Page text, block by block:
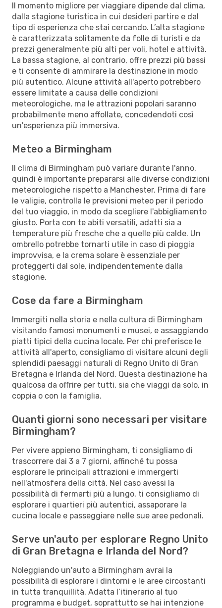
Il momento migliore per viaggiare dipende dal clima,
dalla stagione turistica in cui desideri partire e dal
tipo di esperienza che stai cercando. L’alta stagione
è caratterizzata solitamente da folle di turisti e da
prezzi generalmente più alti per voli, hotel e attività.
La bassa stagione, al contrario, offre prezzi più bassi
e ti consente di ammirare la destinazione in modo
più autentico. Alcune attività all'aperto potrebbero
essere limitate a causa delle condizioni
meteorologiche, ma le attrazioni popolari saranno
probabilmente meno affollate, concedendoti così
un'esperienza più immersiva.
Meteo a Birmingham
Il clima di Birmingham può variare durante l'anno,
quindi è importante prepararsi alle diverse condizioni
meteorologiche rispetto a Manchester. Prima di fare
le valigie, controlla le previsioni meteo per il periodo
del tuo viaggio, in modo da scegliere l'abbigliamento
giusto. Porta con te abiti versatili, adatti sia a
temperature più fresche che a quelle più calde. Un
ombrello potrebbe tornarti utile in caso di pioggia
improvvisa, e la crema solare è essenziale per
proteggerti dal sole, indipendentemente dalla
stagione.
Cose da fare a Birmingham
Immergiti nella storia e nella cultura di Birmingham
visitando famosi monumenti e musei, e assaggiando
piatti tipici della cucina locale. Per chi preferisce le
attività all'aperto, consigliamo di visitare alcuni degli
splendidi paesaggi naturali di Regno Unito di Gran
Bretagna e Irlanda del Nord. Questa destinazione ha
qualcosa da offrire per tutti, sia che viaggi da solo, in
coppia o con la famiglia.
Quanti giorni sono necessari per visitare
Birmingham?
Per vivere appieno Birmingham, ti consigliamo di
trascorrere dai 3 a 7 giorni, affinché tu possa
esplorare le principali attrazioni e immergerti
nell'atmosfera della città. Nel caso avessi la
possibilità di fermarti più a lungo, ti consigliamo di
esplorare i quartieri più autentici, assaporare la
cucina locale e passeggiare nelle sue aree pedonali.
Serve un'auto per esplorare Regno Unito
di Gran Bretagna e Irlanda del Nord?
Noleggiando un'auto a Birmingham avrai la
possibilità di esplorare i dintorni e le aree circostanti
in tutta tranquillità. Adatta l’itinerario al tuo
programma e budget, soprattutto se hai intenzione